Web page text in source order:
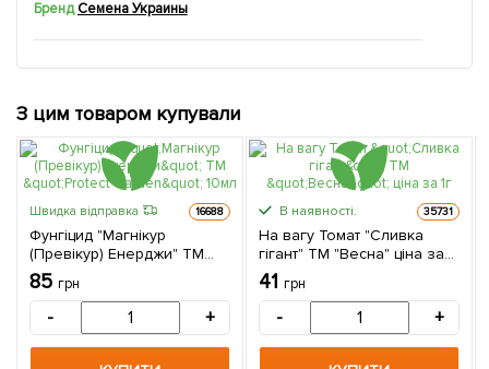
Бренд Семена Украины
З цим товаром купували
Швидка відправка 16688
Фунгіцид "Магнікур
(Превікур) Енерджи" ТМ
"Protect Garden" 10мл
85 грн
- +
В наявності. 35731
На вагу Томат "Сливка
гігант" ТМ "Весна" ціна за
1г
41 грн
- +